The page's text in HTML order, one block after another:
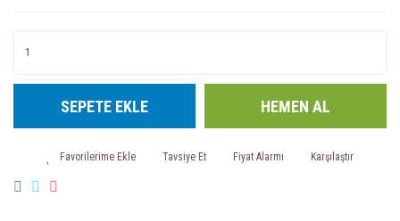
SEPETE EKLE HEMEN AL
Tavsiye Et Fiyat Alarmı Karşılaştır